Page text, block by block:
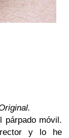
párpado móvil.
y lo he